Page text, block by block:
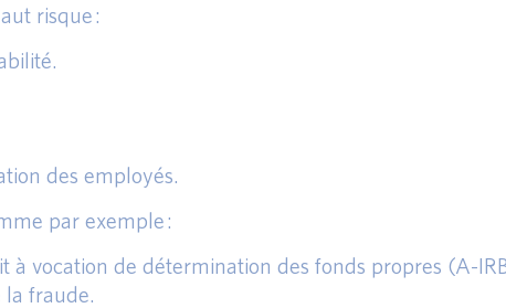
risque :
des employés.
par exemple :
à vocation de détermination des fonds propres (A-
la fraude.